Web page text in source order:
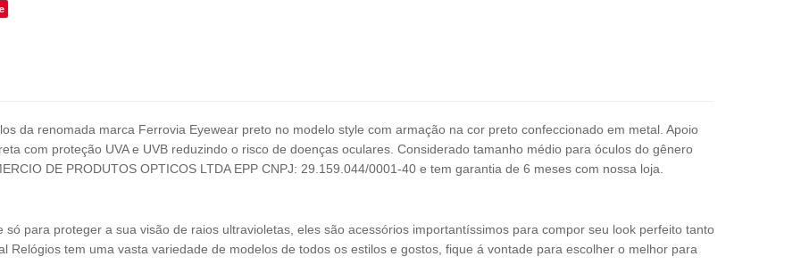
da renomada marca Ferrovia Eyewear preto no modelo style com armação na cor preto confeccionado em metal. Apoio
com proteção UVA e UVB reduzindo o risco de doenças oculares. Considerado tamanho médio para óculos do gênero
DE PRODUTOS OPTICOS LTDA EPP CNPJ: 29.159.044/0001-40 e tem garantia de 6 meses com nossa loja.
para proteger a sua visão de raios ultravioletas, eles são acessórios importantíssimos para compor seu look perfeito tanto
Relógios tem uma vasta variedade de modelos de todos os estilos e gostos, fique á vontade para escolher o melhor para